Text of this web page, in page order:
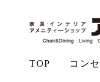
TOP コン